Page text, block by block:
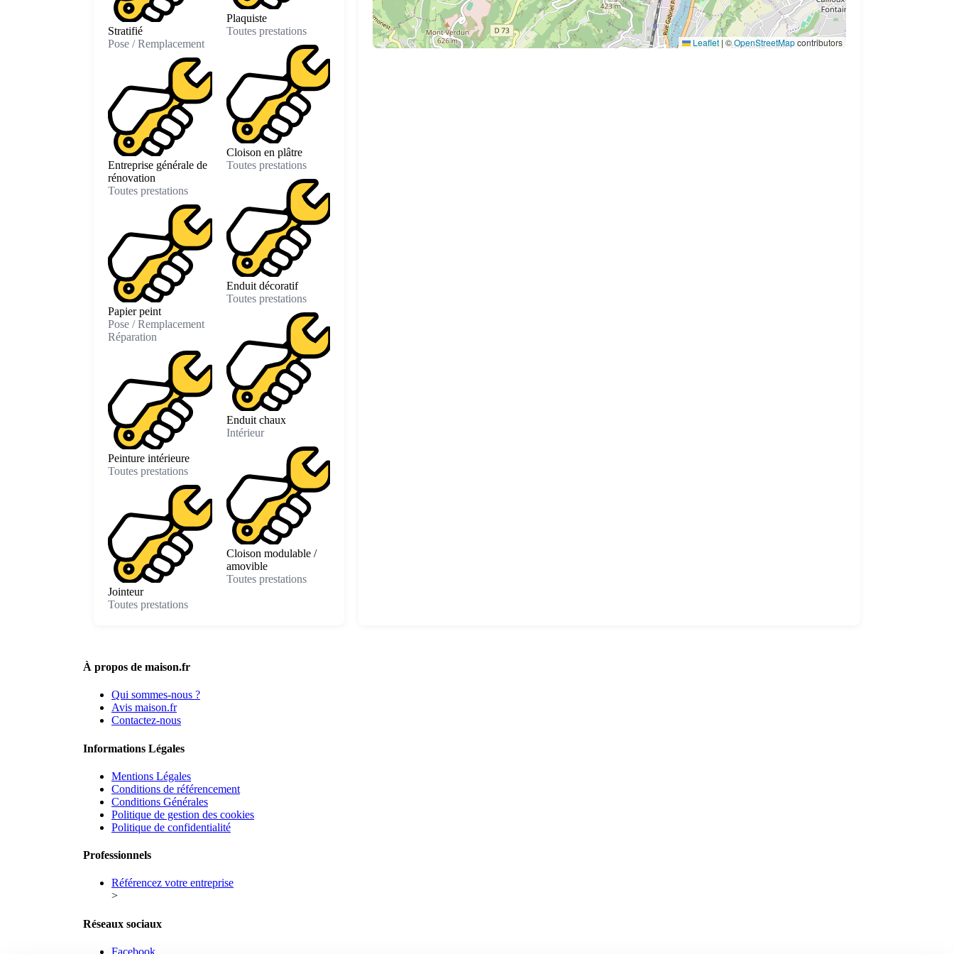
Stratifié
Pose / Remplacement
Entreprise générale de
rénovation
Toutes prestations
Papier peint
Pose / Remplacement
Réparation
Peinture intérieure
Toutes prestations
Jointeur
Toutes prestations
Plaquiste
Toutes prestations
Cloison en plâtre
Toutes prestations
Enduit décoratif
Toutes prestations
Enduit chaux
Intérieur
Cloison modulable /
amovible
Toutes prestations
Leaflet | ©OpenStreetMapcontributors
À propos de maison.fr
Qui sommes-nous ?
Avis maison.fr
Contactez-nous
Informations Légales
Mentions Légales
Conditions de référencement
Conditions Générales
Politique de gestion des cookies
Politique de confidentialité
Professionnels
Référencez votre entreprise
>
Réseaux sociaux
Facebook